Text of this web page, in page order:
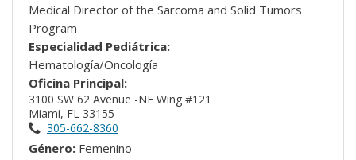
Medical Director of the Sarcoma and Solid Tumors
Program
Especialidad Pediátrica:
Hematología/Oncología
Oficina Principal:
3100 SW 62 Avenue -NE Wing #121
Miami, FL 33155
305-662-8360
Género: Femenino